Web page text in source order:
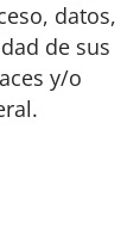
datos,
de sus
y/o